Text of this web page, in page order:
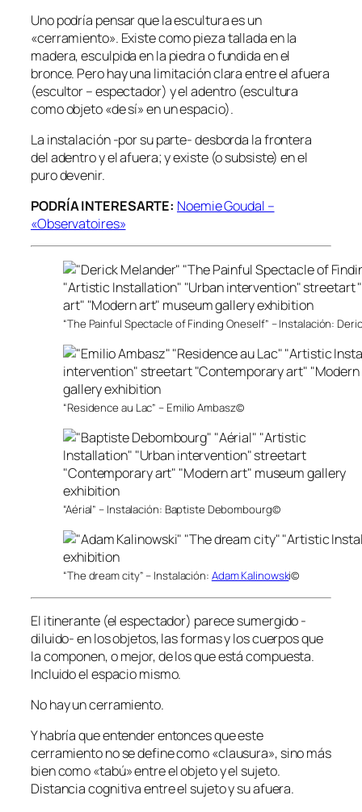
Uno podría pensar que la escultura es un
«cerramiento». Existe como pieza tallada en la
madera, esculpida en la piedra o fundida en el
bronce. Pero hay una limitación clara entre el afuera
(escultor – espectador) y el adentro (escultura
como objeto «de sí» en un espacio).
La instalación -por su parte- desborda la frontera
del adentro y el afuera; y existe (o subsiste) en el
puro devenir.
PODRÍA INTERESARTE: Noemie Goudal –
«Observatoires»
“The Painful Spectacle of Finding Oneself” – Instalación:
“Residence au Lac” – Emilio Ambasz©
“Aérial” – Instalación: Baptiste Debombourg©
“The dream city” – Instalación: Adam Kalinowski©
El itinerante (el espectador) parece sumergido -
diluido- en los objetos, las formas y los cuerpos que
la componen, o mejor, de los que está compuesta.
Incluido el espacio mismo.
No hay un cerramiento.
Y habría que entender entonces que este
cerramiento no se define como «clausura», sino más
bien como «tabú» entre el objeto y el sujeto.
Distancia cognitiva entre el sujeto y su afuera.